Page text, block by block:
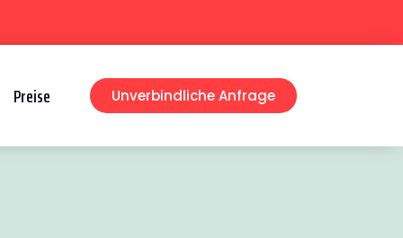
Preise Unverbindliche Anfrage